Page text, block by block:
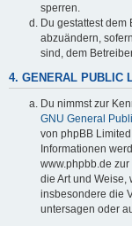
sperren.
Du gestattest dem
abzuändern,
sind, dem
4. GENERAL PUBLIC
Du nimmst zur
GNU General
von phpBB
Informationen
www.phpbb.de
die Art und Weise,
insbesondere die
untersagen oder